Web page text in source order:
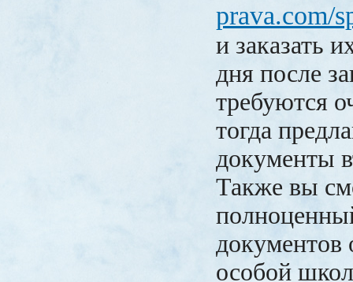
prava.com/
и заказать
дня после
требуются
тогда
документы
Также вы
документов
особой